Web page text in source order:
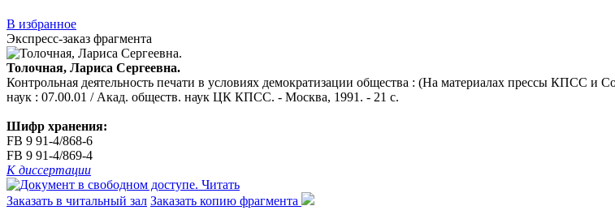
В избранное
Экспресс-заказ фрагмента
Толочная, Лариса Сергеевна.
Контрольная деятельность печати в условиях демократизации общества : (На материалах прессы КПСС и
наук : 07.00.01 / Акад. обществ. наук ЦК КПСС. - Москва, 1991. - 21 с.
Шифр хранения:
FB 9 91-4/868-6
FB 9 91-4/869-4
К диссертации
Читать
Заказать в читальный зал Заказать копию фрагмента